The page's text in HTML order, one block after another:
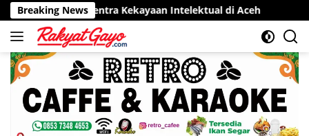
Langsung
ke
konten
Breaking News
Sentra Kekayaan Intelektual di Aceh RSUD Munyang